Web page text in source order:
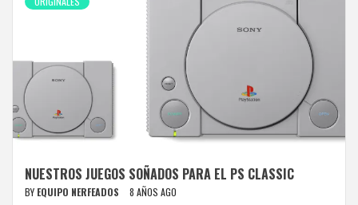
NUESTROS JUEGOS SOÑADOS PARA EL PS CLASSIC
BY EQUIPO NERFEADOS 8 AÑOS AGO